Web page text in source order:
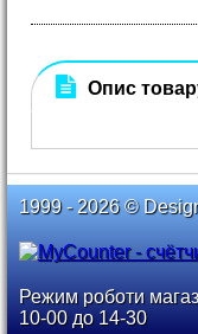
Опис
1999 - 2026 ©
Режим роботи
10-00 до 14-30